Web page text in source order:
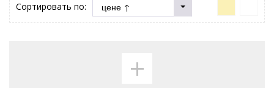
Сортировать по:
+